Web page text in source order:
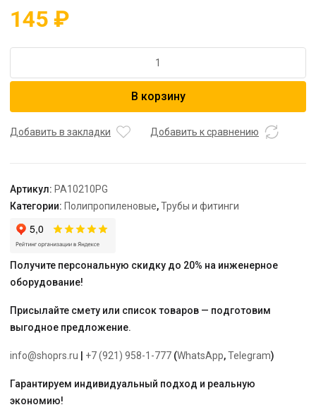
145 ₽
Труба
м
AQUA"
В корзину
Добавить в закладки Добавить к сравнению
Артикул: PA10210PG
Категории: Полипропиленовые,Трубы и фитинги
Получите персональную скидку до 20% на инженерное
оборудование!
Присылайте смету или список товаров — подготовим
выгодное предложение.
info@shoprs.ru +7 (921) 958-1-777 (WhatsApp,Telegram)
Гарантируем индивидуальный подход и реальную
экономию!